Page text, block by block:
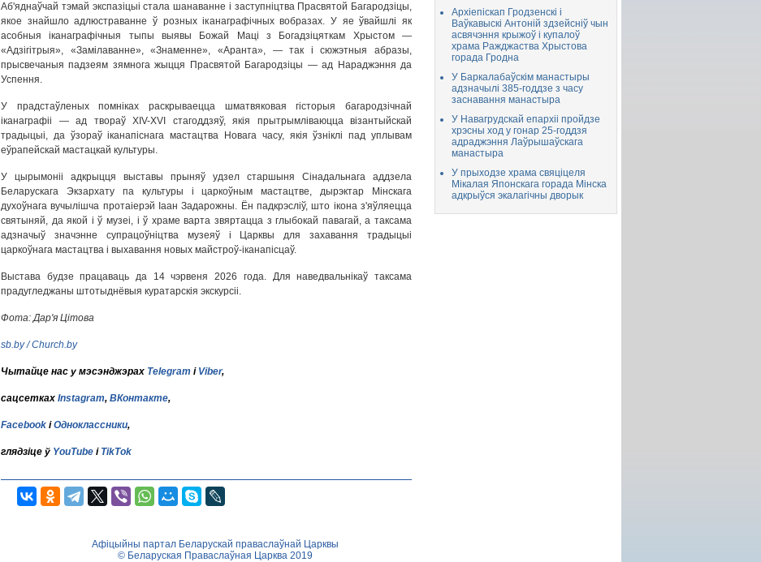
Аб'яднаўчай тэмай экспазіцыі стала шанаванне і заступніцтва Прасвятой Багародзіцы,
якое знайшло адлюстраванне ў розных іканаграфічных вобразах. У яе ўвайшлі як
асобныя іканаграфічныя тыпы выявы Божай Маці з Богадзіцяткам Хрыстом —
«Адзігітрыя», «Замілаванне», «Знаменне», «Аранта», — так і сюжэтныя абразы,
прысвечаныя падзеям зямнога жыцця Прасвятой Багародзіцы — ад Нараджэння да
Успення.
У прадстаўленых помніках раскрываецца шматвяковая гісторыя багародзічнай
іканаграфіі — ад твораў XIV-XVI стагоддзяў, якія прытрымліваюцца візантыйскай
традыцыі, да ўзораў іканапіснага мастацтва Новага часу, якія ўзніклі пад уплывам
еўрапейскай мастацкай культуры.
У цырымоніі адкрыцця выставы прыняў удзел старшыня Сінадальнага аддзела
Беларускага Экзархату па культуры і царкоўным мастацтве, дырэктар Мінскага
духоўнага вучылішча протаіерэй Іаан Задарожны. Ён падкрэсліў, што ікона з'яўляецца
святыняй, да якой і ў музеі, і ў храме варта звяртацца з глыбокай павагай, а таксама
адзначыў значэнне супрацоўніцтва музеяў і Царквы для захавання традыцыі
царкоўнага мастацтва і выхавання новых майстроў-іканапісцаў.
Выстава будзе працаваць да 14 чэрвеня 2026 года. Для наведвальнікаў таксама
прадугледжаны штотыднёвыя куратарскія экскурсіі.
Фота: Дар'я Цітова
sb.by/Church.by
Чытайце нас у мэсэнджэрах Telegram і Viber,
сацсетках Instagram, ВКонтакте,
Facebook іОдноклассники,
глядзіце ў YouTube і TikTok
Архіепіскап Гродзенскі і
Ваўкавыскі Антоній здзейсніў чын
асвячэння крыжоў і купалоў
храма Ражджаства Хрыстова
горада Гродна
У Баркалабаўскім манастыры
адзначылі 385-годдзе з часу
заснавання манастыра
У Навагрудскай епархіі пройдзе
хрэсны ход у гонар 25-годдзя
адраджэння Лаўрышаўскага
манастыра
У прыходзе храма свяціцеля
Мікалая Японскага горада Мінска
адкрыўся экалагічны дворык
Афіцыйны партал Беларускай праваслаўнай Царквы
© Беларуская Праваслаўная Царква 2019